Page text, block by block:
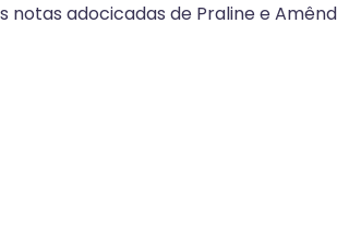
adocicadas de Praline e